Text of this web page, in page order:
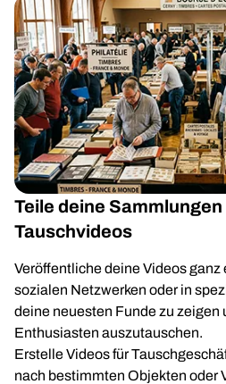
Teile deine
Tauschvideos
Veröffentliche deine Videos ganz
sozialen Netzwerken oder in
deine neuesten Funde zu zeigen
Enthusiasten auszutauschen.
Erstelle Videos für
nach bestimmten Objekten oder